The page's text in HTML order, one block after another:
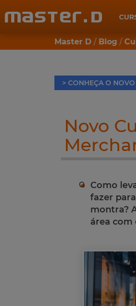
Master D Blog
> CONHEÇA O
Novo
Como
fazer
montra?
área com